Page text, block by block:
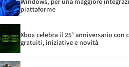
piattaforme
Xbox celebra il 25° anniversario con
gratuiti, iniziative e novità